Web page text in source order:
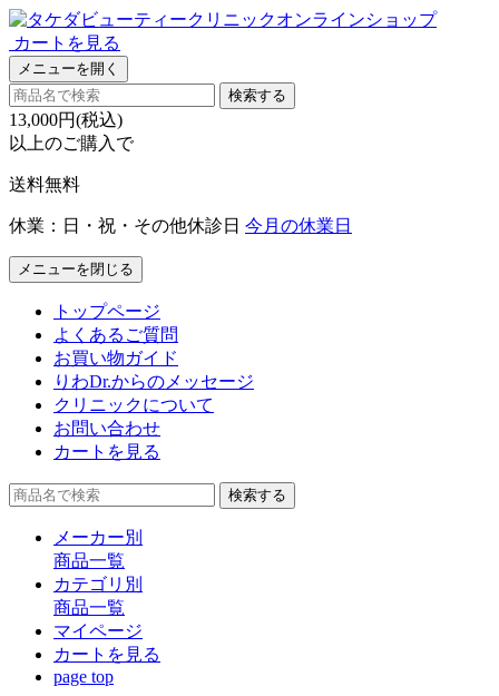
カートを見る
メニューを開く
検索する
13,000円(税込)
以上のご購入で
送料無料
休業：日・祝・その他休診日 今月の休業日
メニューを閉じる
トップページ
よくあるご質問
お買い物ガイド
りわDr.からのメッセージ
クリニックについて
お問い合わせ
カートを見る
検索する
メーカー別
商品一覧
カテゴリ別
商品一覧
マイページ
カート を見る
page top